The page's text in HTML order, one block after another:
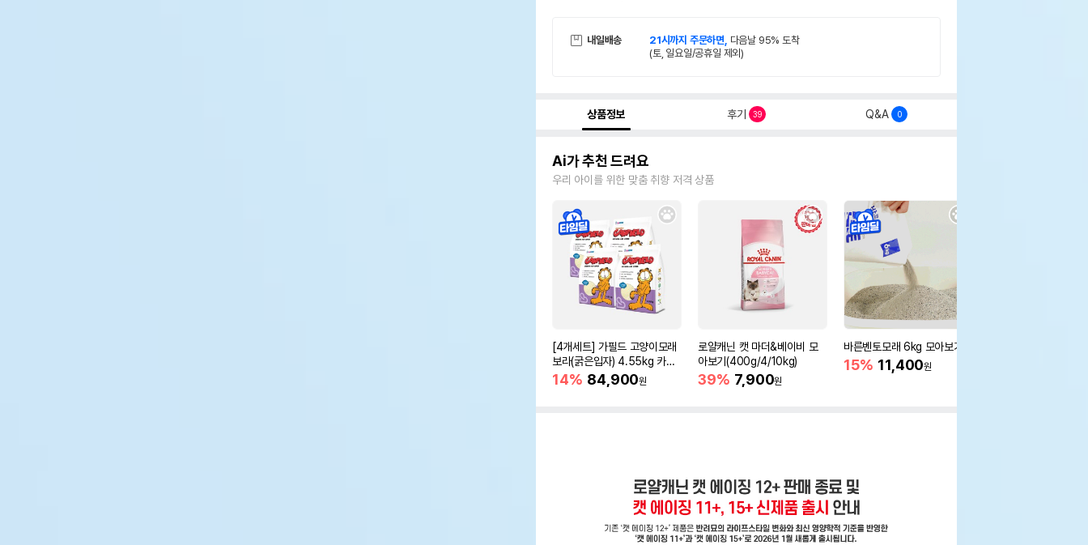
내일배송 21시까지 주문하면, 다음날 95% 도착
(토, 일요일/공휴일 제외)
상품정보 후기 39 Q&A 0
Ai가 추천 드려요
우리 아이를 위한 맞춤 취향 저격 상품
[4개세트] 가필드 고양이모래
보라(굵은입자) 4.55kg 카사
바모래
14% 84,900원
로얄캐닌 캣 마더&베이비 모
아보기(400g/4/10kg)
39% 7,900원
바른벤토모래 6kg 모아보기
15% 11,400원